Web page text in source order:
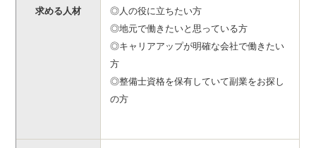
求める人材
◎人の役に立ちたい方
◎地元で働きたいと思っている方
◎キャリアアップが明確な会社で働きたい
方
◎整備士資格を保有していて副業をお探し
の方